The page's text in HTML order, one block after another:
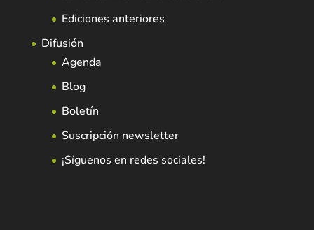
Ediciones anteriores
Difusión
Agenda
Blog
Boletín
Suscripción newsletter
¡Síguenos en redes sociales!